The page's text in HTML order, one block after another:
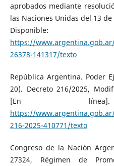
aprobados mediante
las Naciones Unidas del 13
Disponible:
https://
26378-141317/texto
República Argentina. Poder
20). Decreto 216/2025,
[En línea].
https://
216-2025-410771/texto
Congreso de la Nación
27324, Régimen de